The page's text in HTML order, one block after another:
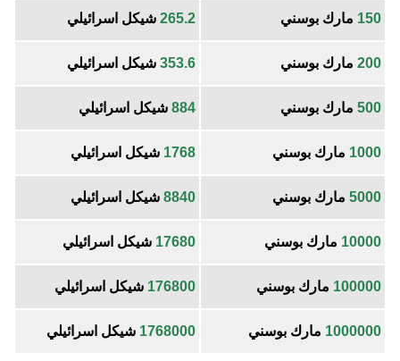
150 مارك بوسني 265.2 شيكل اسرائيلي
200 مارك بوسني 353.6 شيكل اسرائيلي
500 مارك بوسني 884 شيكل اسرائيلي
1000 مارك بوسني 1768 شيكل اسرائيلي
5000 مارك بوسني 8840 شيكل اسرائيلي
10000 مارك بوسني 17680 شيكل اسرائيلي
100000 مارك بوسني 176800 شيكل اسرائيلي
1000000 مارك بوسني 1768000 شيكل اسرائيلي